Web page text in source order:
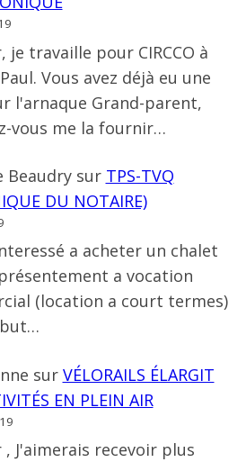
je travaille pour CIRCCO à
Vous avez déjà eu une
l'arnaque Grand-parent,
vous me la fournir…
Beaudrysur TPS-TVQ
DU NOTAIRE)
a acheter un chalet
a vocation
(location a court termes)
sur VÉLORAILS ÉLARGIT
EN PLEIN AIR
, J'aimerais recevoir plus